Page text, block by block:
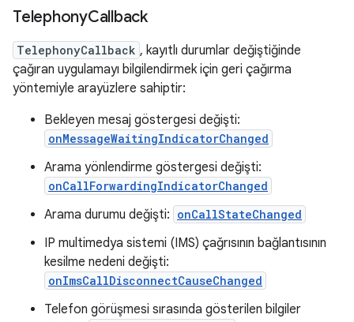
TelephonyCallback
TelephonyCallback , kayıtlı durumlar değiştiğinde
çağıran uygulamayı bilgilendirmek için geri çağırma
yöntemiyle arayüzlere sahiptir:
Bekleyen mesaj göstergesi değişti:
onMessageWaitingIndicatorChanged
Arama yönlendirme göstergesi değişti:
onCallForwardingIndicatorChanged
Arama durumu değişti: onCallStateChanged
IP multimedya sistemi (IMS) çağrısının bağlantısının
kesilme nedeni değişti:
onImsCallDisconnectCauseChanged
Telefon görüşmesi sırasında gösterilen bilgiler